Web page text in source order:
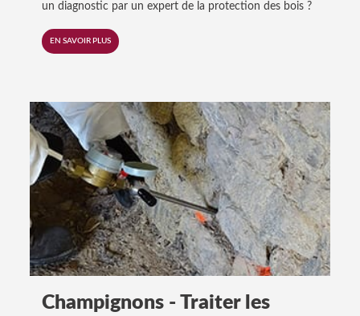
un diagnostic par un expert de la protection des bois ?
EN SAVOIR PLUS
Champignons - Traiter les